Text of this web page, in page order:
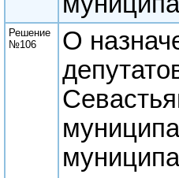
Решение
№106
О